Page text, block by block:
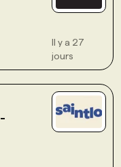
Il y a 27
jours